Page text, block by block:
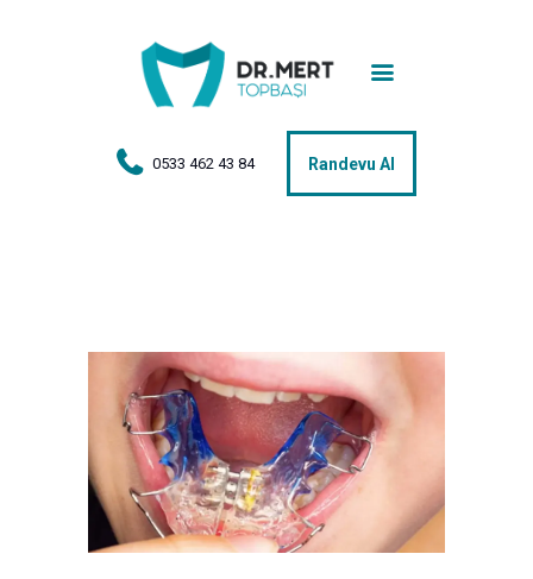
0533 462 43 84 Randevu Al
Anasayfa
Tedaviler
Hakkımda
İletişim